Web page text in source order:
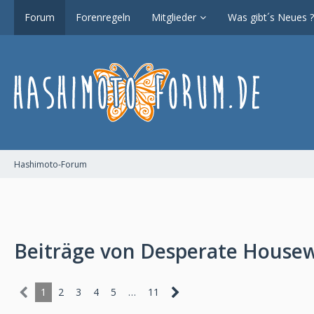
Forum Forenregeln Mitglieder Was gibt´s Neues ?
Hashimoto-Forum
Beiträge von Desperate
1 2 3 4 5 … 11